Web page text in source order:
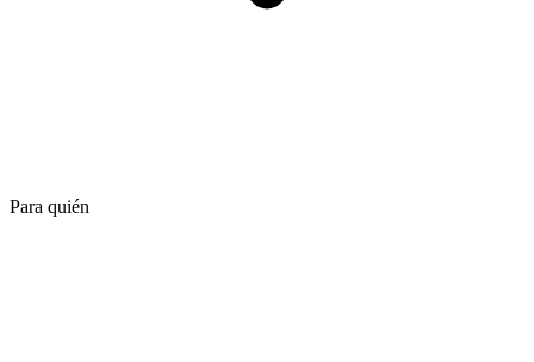
Para quién